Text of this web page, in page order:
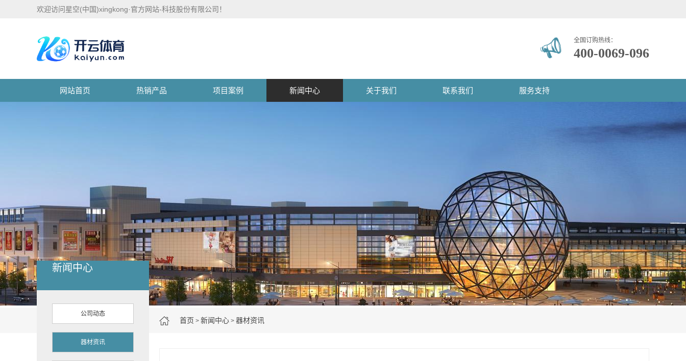
欢迎访问星空(中国)xingkong·官方网站-科技股份有限公司！
全国订购热线：
400-0069-096
网站首页 热销产品 项目案例 新闻中心 关于我们 联系我们 服务支持
首页 > 新闻中心 > 器材资讯
新闻中心
公司动态
器材资讯